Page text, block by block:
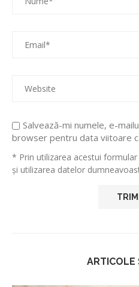
Salvează-mi numele, e-
browser pentru data viitoare
* Prin utilizarea acestui
și utilizarea datelor
ARTICOLE